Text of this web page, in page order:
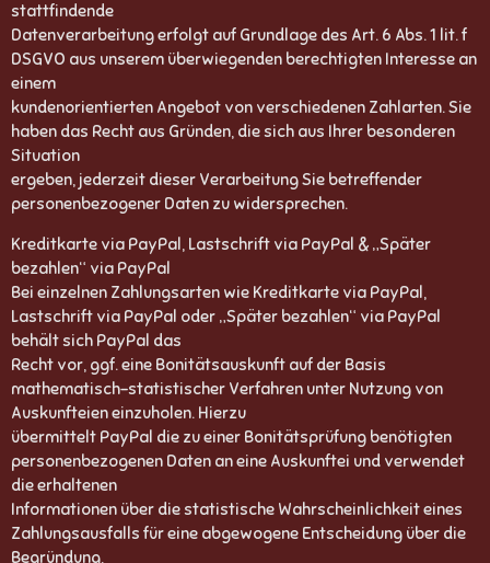
stattfindende
Datenverarbeitung erfolgt auf Grundlage des Art. 6 Abs. 1 lit. f
DSGVO aus unserem überwiegenden berechtigten Interesse an
einem
kundenorientierten Angebot von verschiedenen Zahlarten. Sie
haben das Recht aus Gründen, die sich aus Ihrer besonderen
Situation
ergeben, jederzeit dieser Verarbeitung Sie betreffender
personenbezogener Daten zu widersprechen.
Kreditkarte via PayPal, Lastschrift via PayPal & „Später
bezahlen“ via PayPal
Bei einzelnen Zahlungsarten wie Kreditkarte via PayPal,
Lastschrift via PayPal oder „Später bezahlen“ via PayPal
behält sich PayPal das
Recht vor, ggf. eine Bonitätsauskunft auf der Basis
mathematisch-statistischer Verfahren unter Nutzung von
Auskunfteien einzuholen. Hierzu
übermittelt PayPal die zu einer Bonitätsprüfung benötigten
personenbezogenen Daten an eine Auskunftei und verwendet
die erhaltenen
Informationen über die statistische Wahrscheinlichkeit eines
Zahlungsausfalls für eine abgewogene Entscheidung über die
Begründung,